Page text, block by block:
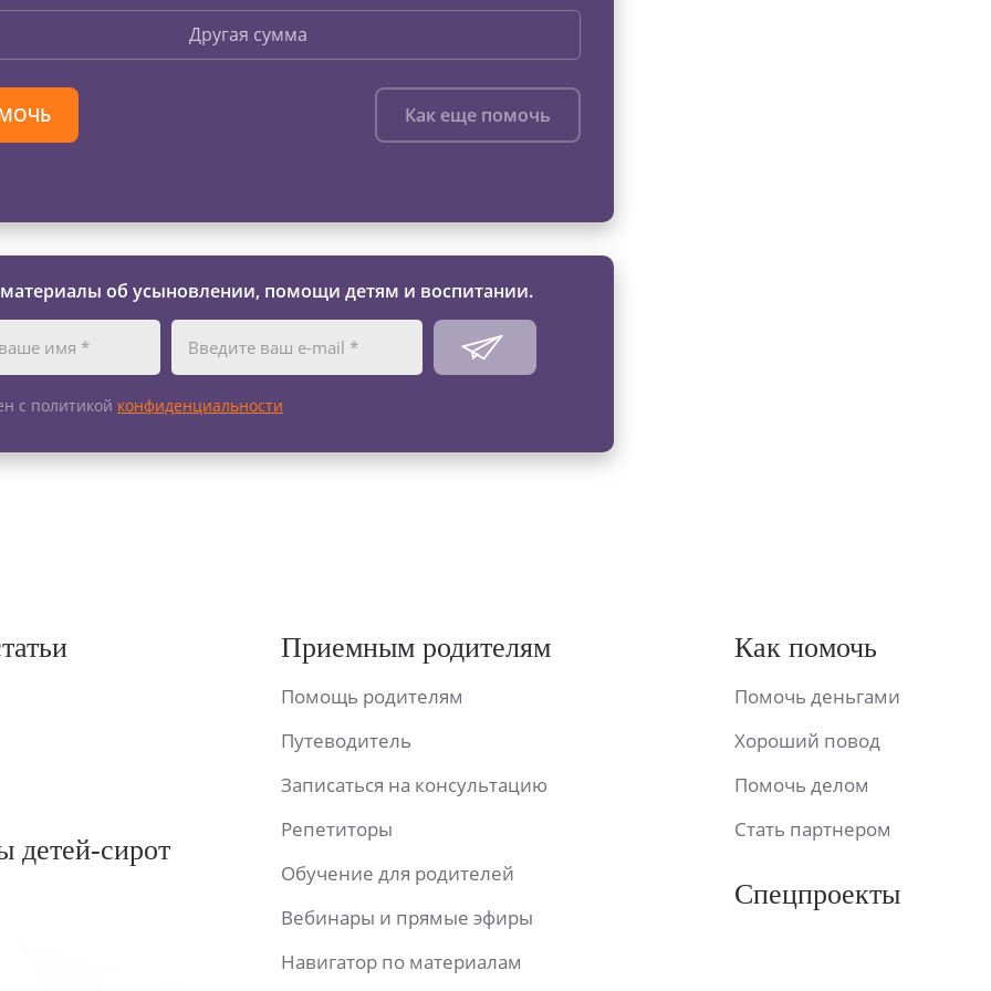
Другая сумма
Как еще помочь
об усыновлении, помощи детям и воспитании.
с политикой конфиденциальности
детей-сирот
Приемным родителям
Помощь родителям
Путеводитель
Записаться на консультацию
Репетиторы
Обучение для родителей
Вебинары и прямые эфиры
Навигатор по материалам
Как помочь
Помочь деньгами
Хороший повод
Помочь делом
Стать партнером
Спецпроекты